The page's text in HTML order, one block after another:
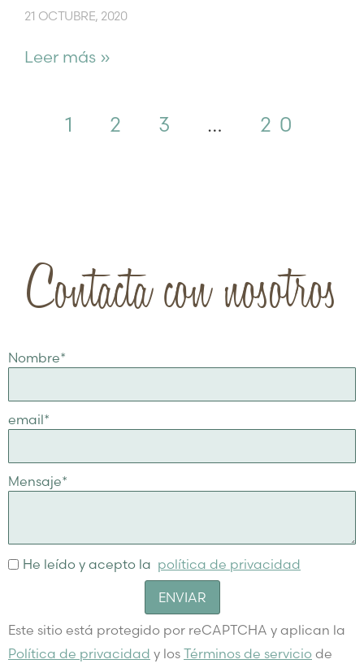
21 OCTUBRE, 2020
Leer más »
1 2 3 … 20
Contacta con nosotros
Nombre*
email*
Mensaje*
He leído y acepto la política de privacidad
ENVIAR
Este sitio está protegido por reCAPTCHA y aplican la
Política de privacidad y los Términos de servicio de